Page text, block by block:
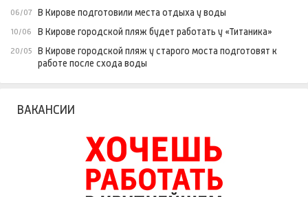
06/07 В Кирове подготовили места отдыха у воды
10/06 В Кирове городской пляж будет работать у «Титаника»
20/05
В Кирове городской пляж у старого моста подготовят к
работе после схода воды
ВАКАНСИИ